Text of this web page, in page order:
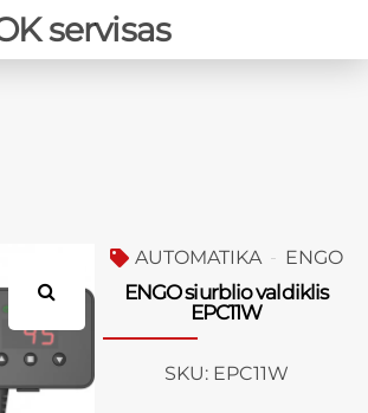
servisas
AUTOMATIKA ENGO
ENGO siurblio valdiklis
EPC11W
SKU: EPC11W